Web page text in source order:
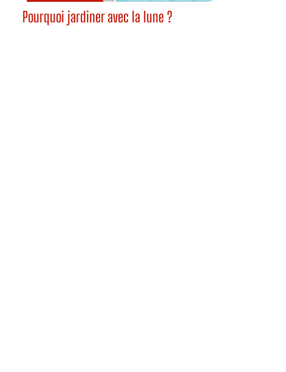
Pourquoi jardiner avec la lune ?